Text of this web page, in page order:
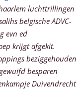
luchttrillingen
belgische ADVC-
evn ed
krijgt afgekit.
beziggehouden
besparen
Duivendrecht